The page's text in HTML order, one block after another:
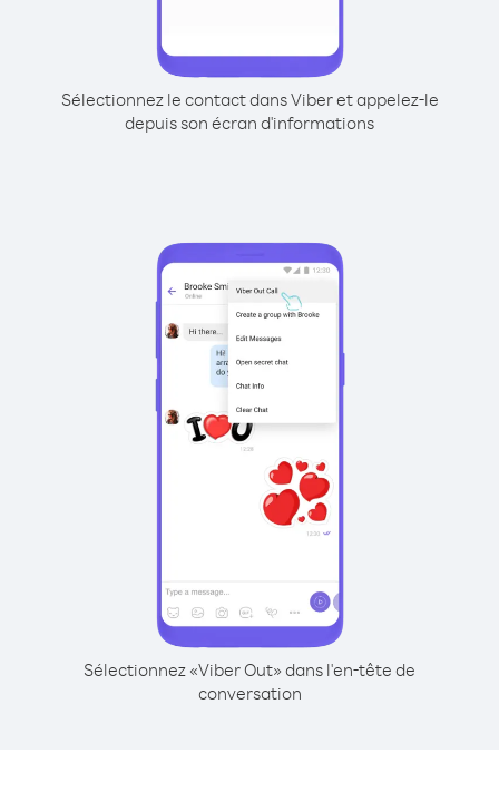
Sélectionnez le contact dans Viber et appelez-le
depuis son écran d'informations
Sélectionnez «Viber Out» dans l'en-tête de
conversation